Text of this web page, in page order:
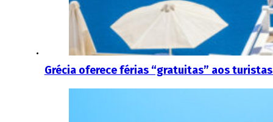
Grécia oferece férias “gratuitas” aos